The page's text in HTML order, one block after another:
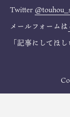
Twitter
メールフォームは
「記事にしてほ